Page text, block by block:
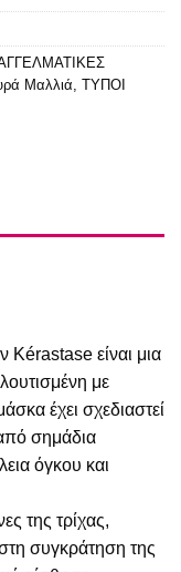
Μαλλιά, ΤΥΠΟΙ
είναι μια
με
έχει σχεδιαστεί
σημάδια
όγκου και
της τρίχας,
συγκράτηση της